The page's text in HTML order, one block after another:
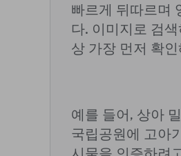
빠르게 뒤따르며
다. 이미지로 검
상 가장 먼저 확
예를 들어, 상아
국립공원에 고아